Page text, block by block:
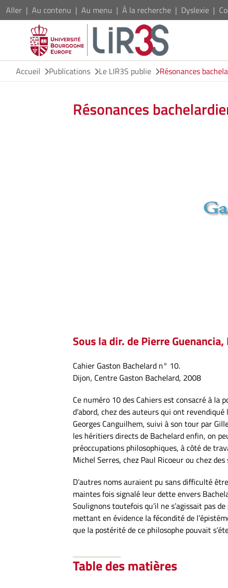
Aller Au contenu Au menu À la recherche Dyslexie
Accueil
Publications Le LIR3S publie Résonances
Résonances
Sous la dir. de Pierre
Cahier Gaston Bachelard n° 10.
Dijon, Centre Gaston Bachelard, 2008
Ce numéro 10 des Cahiers est consacré à la
d’abord, chez des auteurs qui ont
Georges Canguilhem, suivi à son tour par
les héritiers directs de Bachelard enfin, on
préoccupations philosophiques, à côté de
Michel Serres, chez Paul Ricoeur ou chez
D’autres noms auraient pu sans difficulté
maintes fois signalé leur dette envers
Soulignons toutefois qu’il ne s’agissait pas
mettant en évidence la fécondité de
que la postérité de ce philosophe pouvait
Table des matières